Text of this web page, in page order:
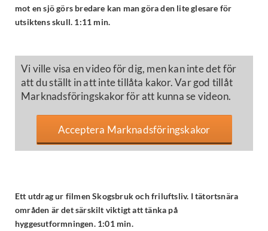
mot en sjö görs bredare kan man göra den lite glesare för
utsiktens skull. 1:11 min.
Vi ville visa en video för dig, men kan inte det för
att du ställt in att inte tillåta kakor. Var god tillåt
Marknadsföringskakor för att kunna se videon.
Acceptera Marknadsföringskakor
Ett utdrag ur filmen Skogsbruk och friluftsliv. I tätortsnära
områden är det särskilt viktigt att tänka på
hyggesutformningen. 1:01 min.